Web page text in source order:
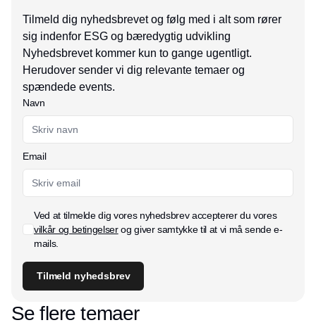
Tilmeld dig nyhedsbrevet og følg med i alt som rører
sig indenfor ESG og bæredygtig udvikling
Nyhedsbrevet kommer kun to gange ugentligt.
Herudover sender vi dig relevante temaer og
spændede events.
Navn
Email
Ved at tilmelde dig vores nyhedsbrev accepterer du vores
vilkår og betingelserog giver samtykke til at vi må sende e-
mails.
Tilmeld nyhedsbrev
Se flere temaer